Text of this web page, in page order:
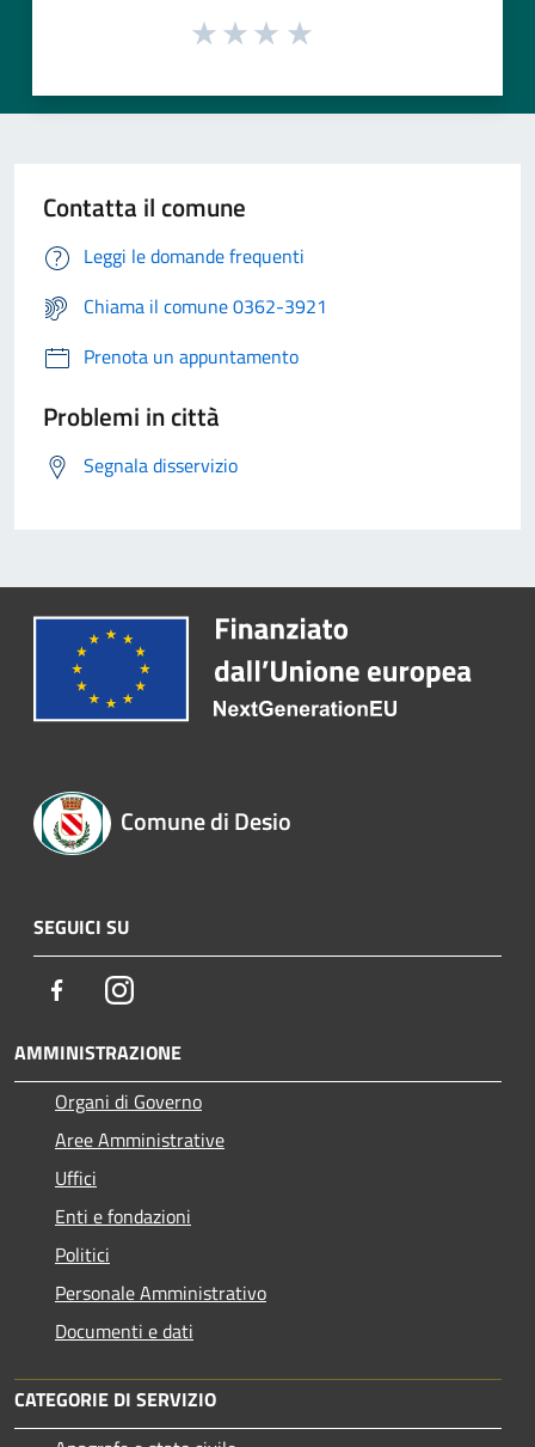
Contatta il comune
Leggi le domande frequenti
Chiama il comune 0362-3921
Prenota un appuntamento
Problemi in città
Segnala disservizio
Comune di Desio
SEGUICI SU
FacebookInstagram
AMMINISTRAZIONE
Organi di Governo
Aree Amministrative
Uffici
Enti e fondazioni
Politici
Personale Amministrativo
Documenti e dati
CATEGORIE DI SERVIZIO